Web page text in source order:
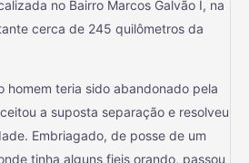
no Bairro Marcos Galvão I, na
cerca de 245 quilômetros da
homem teria sido abandonado pela
a suposta separação e resolveu
Embriagado, de posse de um
tinha alguns fieis orando, passou